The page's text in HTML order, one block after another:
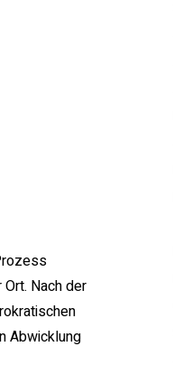
Nach der
Abwicklung